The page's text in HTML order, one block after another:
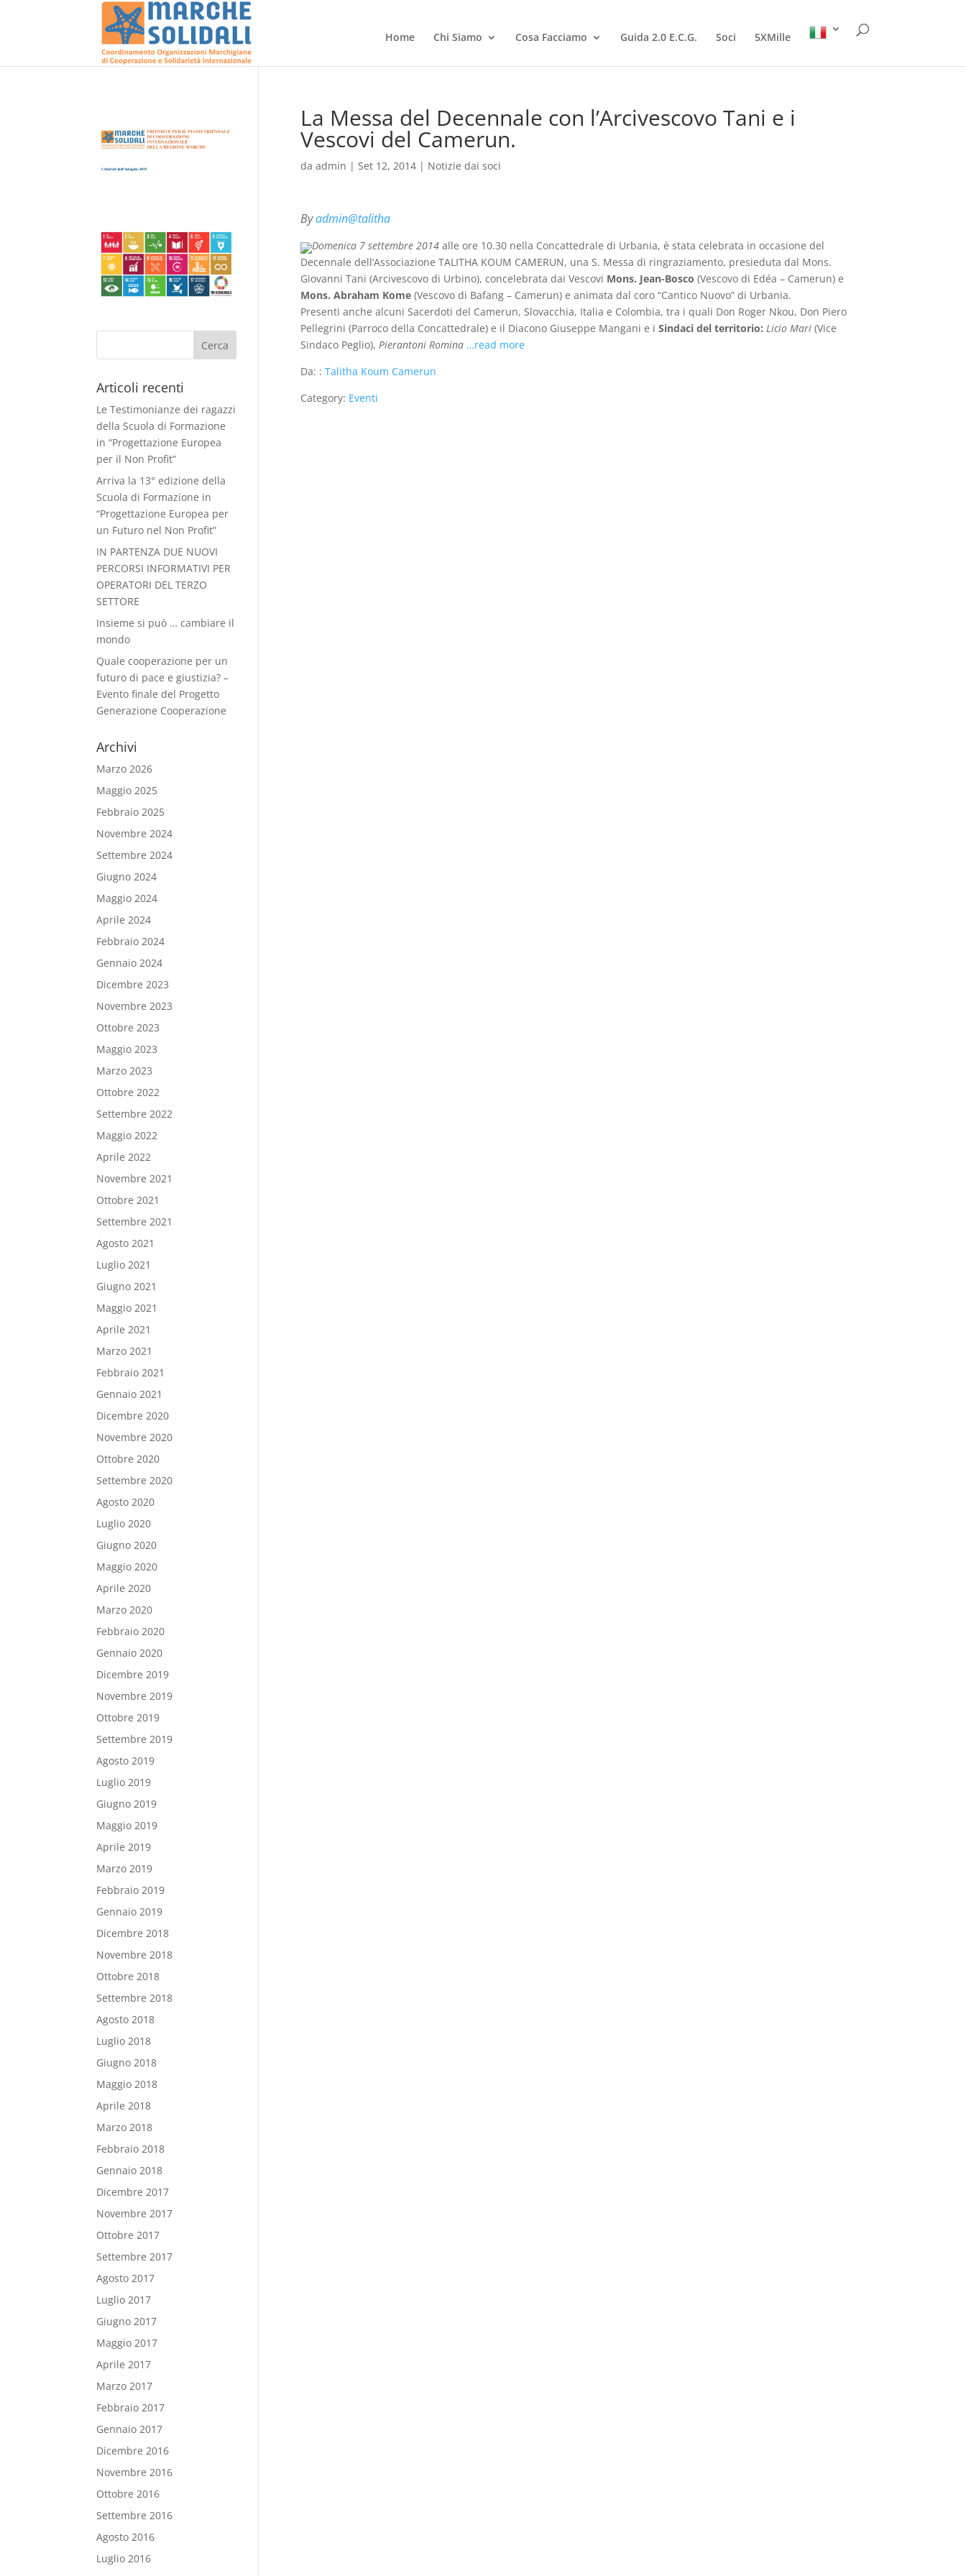
Home Chi Siamo Cosa Facciamo Guida 2.0 E.C.G. Soci 5XMille
La Messa del Decennale con l’Arcivescovo Tani e i
Vescovi del Camerun.
da admin | Set 12, 2014| Notizie dai soci
Byadmin@talitha
Domenica 7 settembre 2014alle ore 10.30 nella Concattedrale di Urbania, è stata celebrata in occasione del
Decennale dell’Associazione TALITHA KOUM CAMERUN, una S. Messa di ringraziamento, presieduta dal Mons.
Giovanni Tani (Arcivescovo di Urbino), concelebrata dai Vescovi Mons. Jean-Bosco (Vescovo di Edéa – Camerun) e
Mons. Abraham Kome(Vescovo di Bafang – Camerun) e animata dal coro “Cantico Nuovo” di Urbania.
Presenti anche alcuni Sacerdoti del Camerun, Slovacchia, Italia e Colombia, tra i quali Don Roger Nkou, Don Piero
Pellegrini (Parroco della Concattedrale) e il Diacono Giuseppe Mangani e i Sindaci del territorio: Licio Mari(Vice
Sindaco Peglio), Pierantoni Romina …read more
Da: : Talitha Koum Camerun
Category: Eventi
Articoli recenti
Le Testimonianze dei ragazzi
della Scuola di Formazione
in “Progettazione Europea
per il Non Profit”
Arriva la 13° edizione della
Scuola di Formazione in
“Progettazione Europea per
un Futuro nel Non Profit”
IN PARTENZA DUE NUOVI
PERCORSI INFORMATIVI PER
OPERATORI DEL TERZO
SETTORE
Insieme si può … cambiare il
mondo
Quale cooperazione per un
futuro di pace e giustizia? –
Evento finale del Progetto
Generazione Cooperazione
Archivi
Marzo 2026
Maggio 2025
Febbraio 2025
Novembre 2024
Settembre 2024
Giugno 2024
Maggio 2024
Aprile 2024
Febbraio 2024
Gennaio 2024
Dicembre 2023
Novembre 2023
Ottobre 2023
Maggio 2023
Marzo 2023
Ottobre 2022
Settembre 2022
Maggio 2022
Aprile 2022
Novembre 2021
Ottobre 2021
Settembre 2021
Agosto 2021
Luglio 2021
Giugno 2021
Maggio 2021
Aprile 2021
Marzo 2021
Febbraio 2021
Gennaio 2021
Dicembre 2020
Novembre 2020
Ottobre 2020
Settembre 2020
Agosto 2020
Luglio 2020
Giugno 2020
Maggio 2020
Aprile 2020
Marzo 2020
Febbraio 2020
Gennaio 2020
Dicembre 2019
Novembre 2019
Ottobre 2019
Settembre 2019
Agosto 2019
Luglio 2019
Giugno 2019
Maggio 2019
Aprile 2019
Marzo 2019
Febbraio 2019
Gennaio 2019
Dicembre 2018
Novembre 2018
Ottobre 2018
Settembre 2018
Agosto 2018
Luglio 2018
Giugno 2018
Maggio 2018
Aprile 2018
Marzo 2018
Febbraio 2018
Gennaio 2018
Dicembre 2017
Novembre 2017
Ottobre 2017
Settembre 2017
Agosto 2017
Luglio 2017
Giugno 2017
Maggio 2017
Aprile 2017
Marzo 2017
Febbraio 2017
Gennaio 2017
Dicembre 2016
Novembre 2016
Ottobre 2016
Settembre 2016
Agosto 2016
Luglio 2016